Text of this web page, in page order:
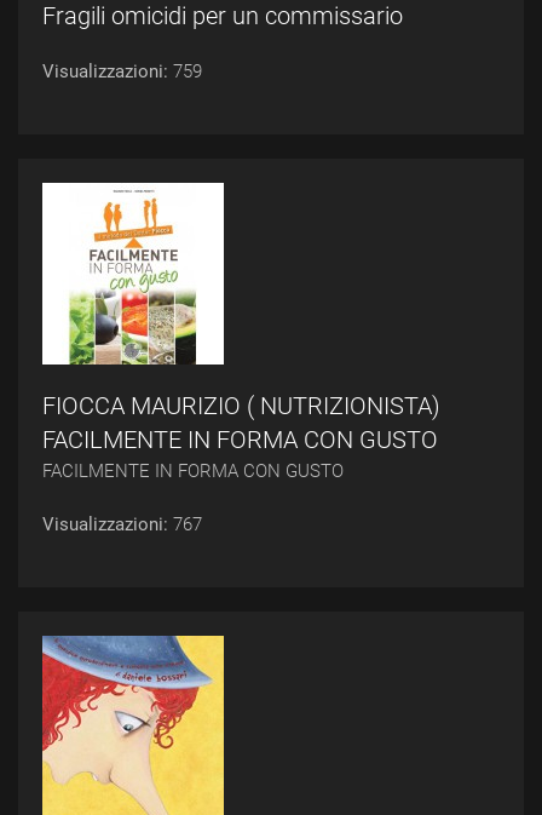
Fragili omicidi per un commissario
Visualizzazioni: 759
FIOCCA MAURIZIO ( NUTRIZIONISTA)
FACILMENTE IN FORMA CON GUSTO
FACILMENTE IN FORMA CON GUSTO
Visualizzazioni: 767